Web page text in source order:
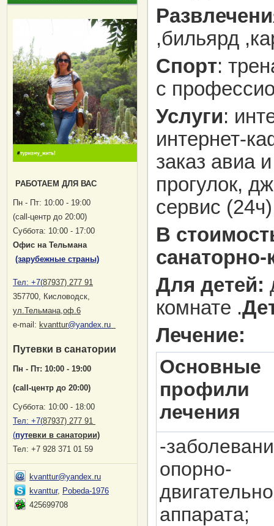
РАБОТАЕМ ДЛЯ ВАС
Пн - Пт: 10:00 - 19:00
(саll-центр до 20:00)
Суббота: 10:00 - 17:00
Офис на Тельмана
(зарубежные страны)
Тел: +7(87937) 277 91
357700, Кисловодск,
ул.Тельмана,оф.6
е-mail: kvanttur@yandex.ru
Путевки в санатории
Пн - Пт: 10:00 - 19:00
(саll-центр до 20:00)
Суббота: 10:00 - 18:00
Тел: +7(87937) 277 91
(путевки в санатории)
Тел: +7 928 371 01 59
kvanttur@yandex.ru
kvanttur, Pobeda-1976
425699708
,бильярд
Спорт:
с
Услуги:
интернет-
заказ авиа
прогулок,
сервис
В
Для детей:
комнате .
Лечение:
Основные
профили
лечения
-
опорно-
аппарата;